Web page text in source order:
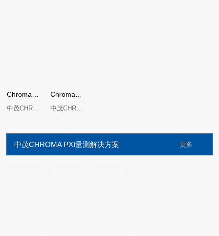
Chroma 1310/1320/1320S/1320-10A 直流重叠电流源
中茂CHROMA
Chroma 11300 直流重叠测试系统
中茂CHROMA
中茂CHROMA PXI量测解决方案 更多